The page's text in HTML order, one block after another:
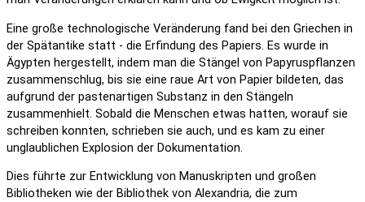
Eine große technologische Veränderung fand bei den Griechen in
der Spätantike statt - die Erfindung des Papiers. Es wurde in
Ägypten hergestellt, indem man die Stängel von Papyruspflanzen
zusammenschlug, bis sie eine raue Art von Papier bildeten, das
aufgrund der pastenartigen Substanz in den Stängeln
zusammenhielt. Sobald die Menschen etwas hatten, worauf sie
schreiben konnten, schrieben sie auch, und es kam zu einer
unglaublichen Explosion der Dokumentation.
Dies führte zur Entwicklung von Manuskripten und großen
Bibliotheken wie der Bibliothek von Alexandria, die zum